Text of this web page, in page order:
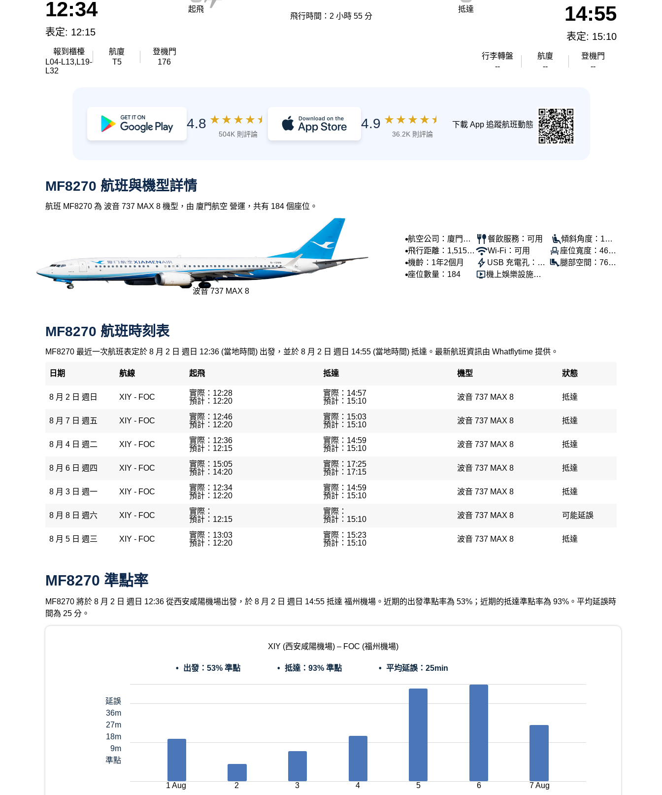
12:34
表定: 12:15
報到櫃檯
L04-L13,L19-
L32
航廈
T5
登機門
176
起飛
飛行時間：2 小時 55 分
抵達 14:55
表定: 15:10
行李轉盤
--
航廈
--
登機門
--
4.8 ★ ★ ★ ★ ★
504K 則評論
4.9 ★ ★ ★ ★ ★
36.2K 則評論
下載 App 追蹤航班動態
MF8270 航班與機型詳情
航班 MF8270 為 波音 737 MAX 8 機型，由 廈門航空 營運，共有 184 個座位。
波音 737 MAX 8
航空公司：廈門航
空
飛行距離：1,515
公里
機齡：1年2個月
座位數量：184
餐飲服務：可用
Wi-Fi：可用
USB 充電孔：可
用
機上娛樂設施：
傾斜角度：100
°
座位寬度：46公
分
腿部空間：76公
MF8270 航班時刻表
MF8270 最近一次航班表定於 8 月 2 日 週日 12:36 (當地時間) 出發，並於 8 月 2 日 週日 14:55 (當地時間) 抵達。最新航班資訊由 Whatflytime 提供。
日期 航線 起飛 抵達 機型 狀態
8 月 2 日 週日 XIY - FOC
實際：12:28
預計：12:20
實際：14:57
預計：15:10
波音 737 MAX 8 抵達
8 月 7 日 週五 XIY - FOC
實際：12:46
預計：12:20
實際：15:03
預計：15:10
波音 737 MAX 8 抵達
8 月 4 日 週二 XIY - FOC
實際：12:36
預計：12:15
實際：14:59
預計：15:10
波音 737 MAX 8 抵達
8 月 6 日 週四 XIY - FOC
實際：15:05
預計：14:20
實際：17:25
預計：17:15
波音 737 MAX 8 抵達
8 月 3 日 週一 XIY - FOC
實際：12:34
預計：12:20
實際：14:59
預計：15:10
波音 737 MAX 8 抵達
8 月 8 日 週六 XIY - FOC
實際：
預計：12:15
實際：
預計：15:10
波音 737 MAX 8 可能延誤
8 月 5 日 週三 XIY - FOC
實際：13:03
預計：12:20
實際：15:23
預計：15:10
波音 737 MAX 8 抵達
MF8270 準點率
MF8270 將於 8 月 2 日 週日 12:36 從西安咸陽機場出發，於 8 月 2 日 週日 14:55 抵達 福州機場。近期的出發準點率為 53%；近期的抵達準點率為 93%。平均延誤時
間為 25 分。
XIY (西安咸陽機場) – FOC (福州機場)
出發： 53% 準點 抵達： 93% 準點 平均延誤： 25min
延誤
36m
27m
18m
9m
準點
1 Aug 2 3 4 5 6 7 Aug